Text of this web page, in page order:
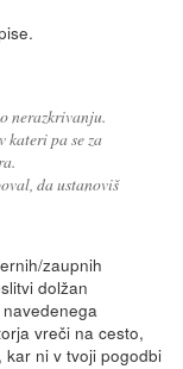
nerazkrivanju.
kateri pa se za
da ustanoviš
zaupnih
dolžan
vreči na cesto,
kar ni v tvoji pogodbi